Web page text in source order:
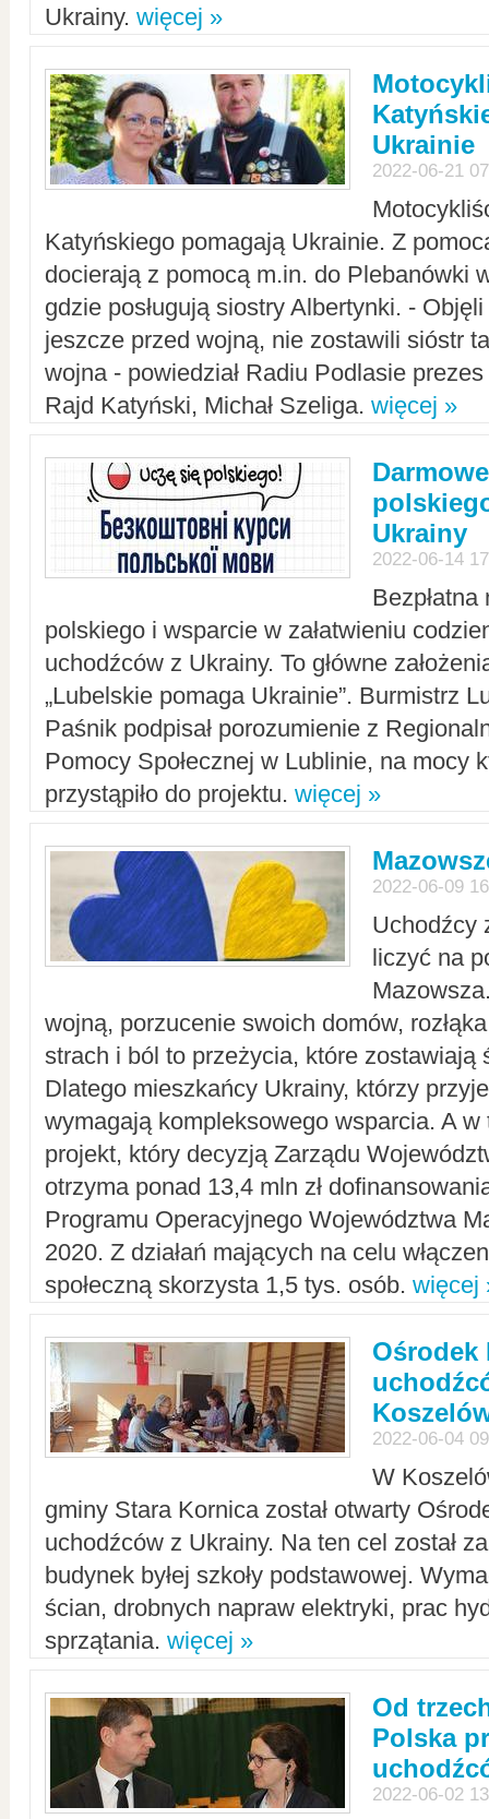
Ukrainy. więcej »
Ukrainie
2022-06-21
Katyńskiego pomagają Ukrainie. Z
docierają z pomocą m.in. do Plebanówki
gdzie posługują siostry Albertynki. -
jeszcze przed wojną, nie zostawili sióstr
wojna - powiedział Radiu Podlasie
Rajd Katyński, Michał Szeliga. więcej »
Ukrainy
2022-06-14
polskiego i wsparcie w załatwieniu
uchodźców z Ukrainy. To główne
„Lubelskie pomaga Ukrainie”. Burmistrz
Paśnik podpisał porozumienie z
Pomocy Społecznej w Lublinie, na mocy
przystąpiło do projektu. więcej »
2022-06-09
Uchodźcy
liczyć na
wojną, porzucenie swoich domów,
strach i ból to przeżycia, które zostawiają
Dlatego mieszkańcy Ukrainy, którzy
wymagają kompleksowego wsparcia. A w
projekt, który decyzją Zarządu
otrzyma ponad 13,4 mln zł
Programu Operacyjnego Województwa
2020. Z działań mających na celu
społeczną skorzysta 1,5 tys. osób. więcej
Ośrodek
2022-06-04
W
gminy Stara Kornica został otwarty
uchodźców z Ukrainy. Na ten cel został
budynek byłej szkoły podstawowej.
ścian, drobnych napraw elektryki, prac
sprzątania. więcej »
Od
Polska
2022-06-02